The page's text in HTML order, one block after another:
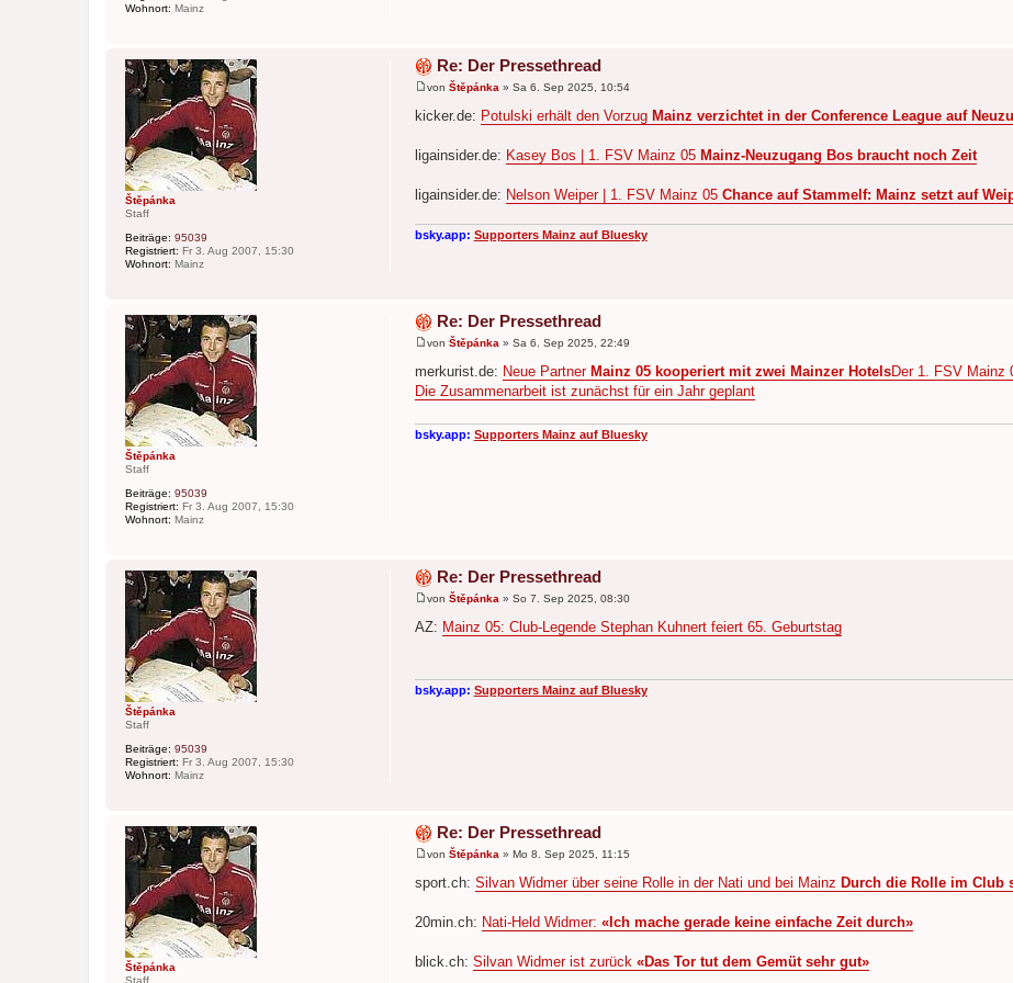
Wohnort: Mainz
Štěpánka
Staff
Beiträge: 95039
Registriert: Fr 3. Aug 2007, 15:30
Wohnort: Mainz
Re: Der Pressethread
i
a
von Štěpánka » Sa 6. Sep 2025, 10:54
kicker.de: Potulski erhält den Vorzug Mainz verzichtet in der Conference League auf
ligainsider.de: Kasey Bos | 1. FSV Mainz 05 Mainz-Neuzu­gang Bos braucht noch Zeit
ligainsider.de: Nelson Weiper | 1. FSV Mainz 05 Chance auf Stammelf: Mainz setzt auf
bsky.app: Supporters Mainz auf Bluesky
Štěpánka
Staff
Beiträge: 95039
Registriert: Fr 3. Aug 2007, 15:30
Wohnort: Mainz
Re: Der Pressethread
i
t
g
von Štěpánka » Sa 6. Sep 2025, 22:49
merkurist.de: Neue Partner Mainz 05 kooperiert mit zwei Mainzer HotelsDer 1. FSV Mainz
Die Zusammenarbeit ist zunächst für ein Jahr geplant
bsky.app: Supporters Mainz auf Bluesky
Štěpánka
Staff
Beiträge: 95039
Registriert: Fr 3. Aug 2007, 15:30
Wohnort: Mainz
Re: Der Pressethread
e
i
g
von Štěpánka » So 7. Sep 2025, 08:30
AZ: Mainz 05: Club-Legende Stephan Kuhnert feiert 65. Geburtstag
bsky.app: Supporters Mainz auf Bluesky
Štěpánka
Staff
Re: Der Pressethread
i
r
a
von Štěpánka » Mo 8. Sep 2025, 11:15
sport.ch: Silvan Widmer über seine Rolle in der Nati und bei Mainz Durch die Rolle im Club
20min.ch: Nati-Held Widmer: «Ich mache gerade keine einfache Zeit durch»
blick.ch: Silvan Widmer ist zurück «Das Tor tut dem Gemüt sehr gut»